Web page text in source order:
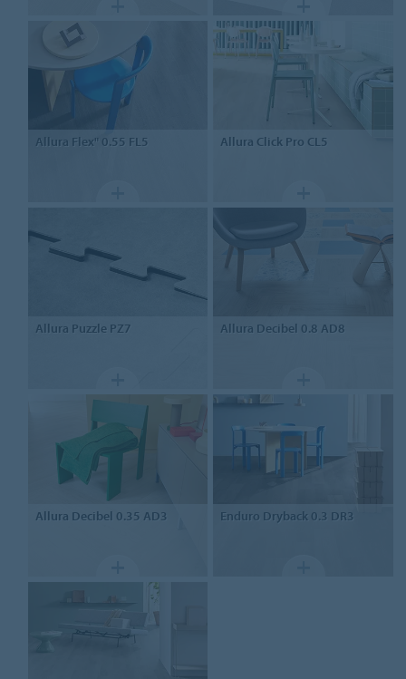
Allura Flex" 0.55 FL5 Allura Click Pro CL5
Allura Puzzle PZ7 Allura Decibel 0.8 AD8
Allura Decibel 0.35 AD3 Enduro Dryback 0.3 DR3